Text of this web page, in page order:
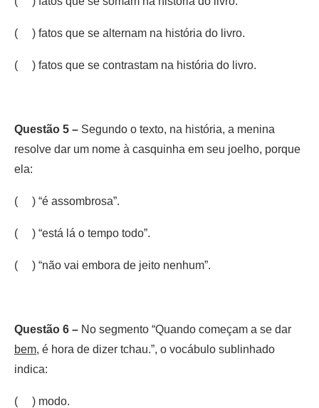
( ) fatos que se alternam na história do livro.
( ) fatos que se contrastam na história do livro.
Questão 5 – Segundo o texto, na história, a menina
resolve dar um nome à casquinha em seu joelho, porque
ela:
( ) “é assombrosa”.
( ) “está lá o tempo todo”.
( ) “não vai embora de jeito nenhum”.
Questão 6 – No segmento “Quando começam a se dar
bem, é hora de dizer tchau.”, o vocábulo sublinhado
indica:
( ) modo.